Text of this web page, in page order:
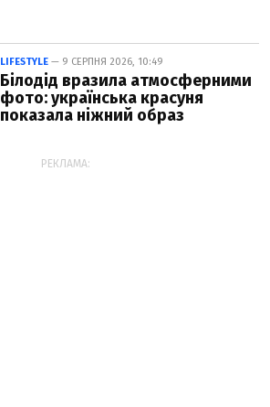
LIFESTYLE — 9 СЕРПНЯ 2026, 10:49
Білодід вразила атмосферними
фото: українська красуня
показала ніжний образ
РЕКЛАМА: